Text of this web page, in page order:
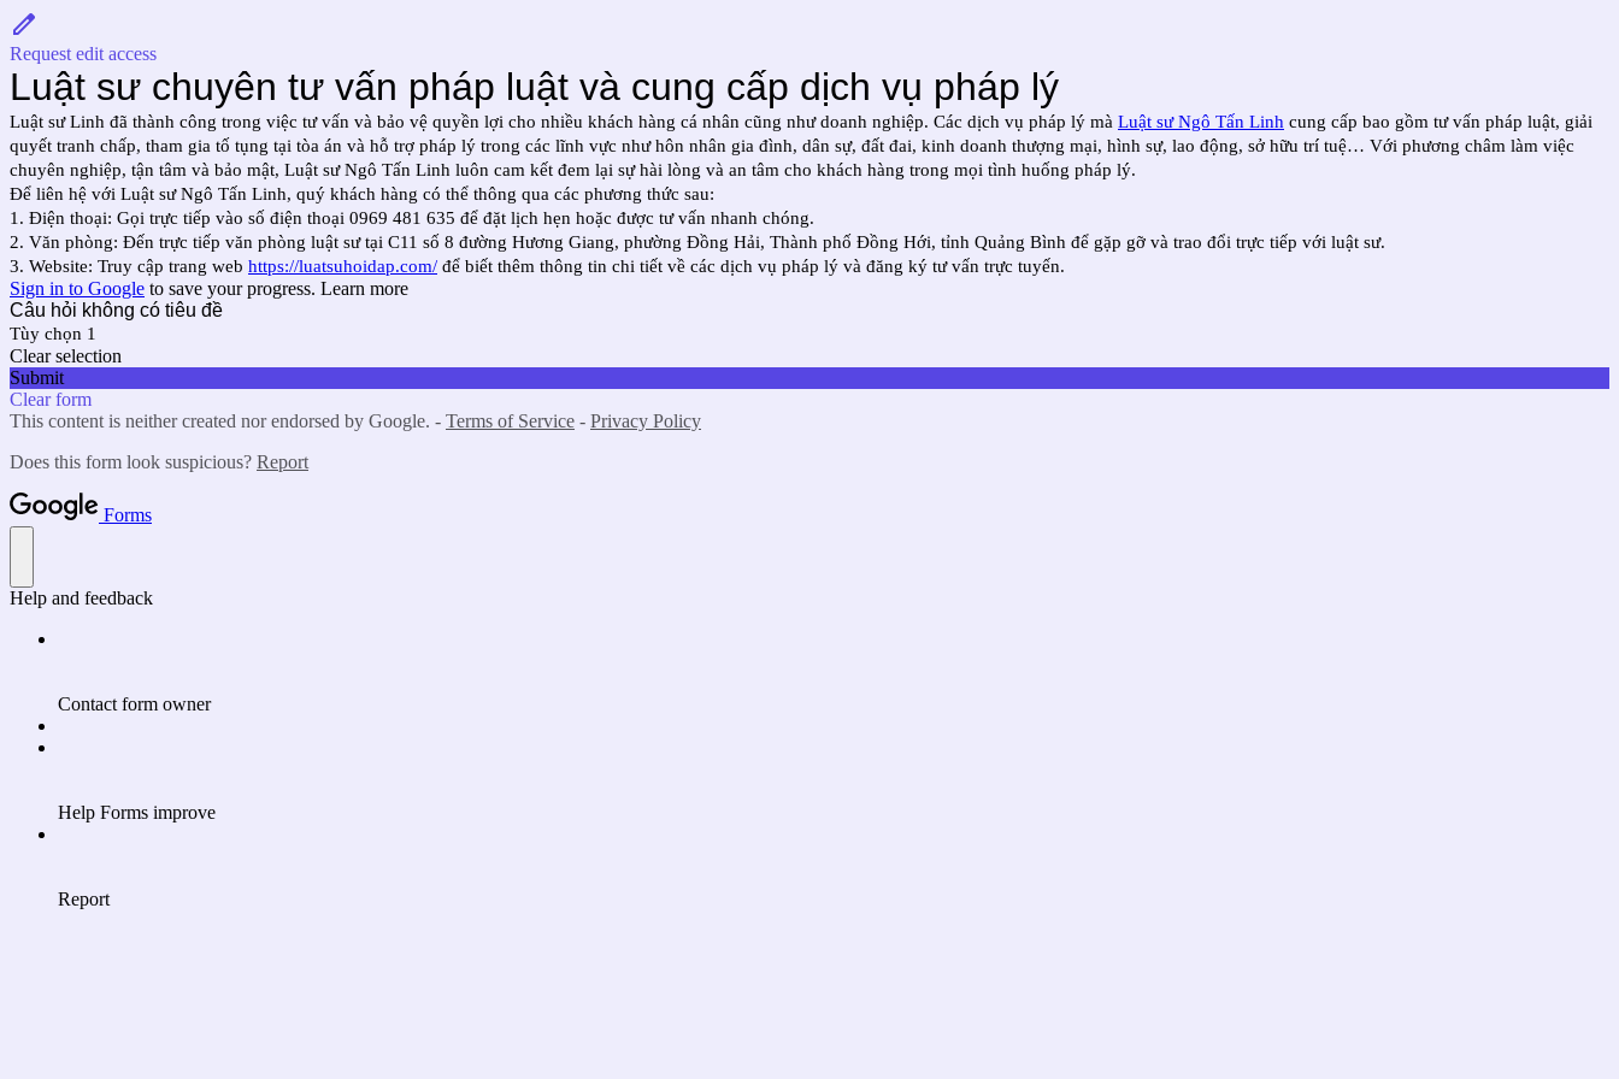
Request edit access
Luật sư chuyên tư vấn pháp luật và cung cấp dịch vụ pháp lý
Luật sư Linh đã thành công trong việc tư vấn và bảo vệ quyền lợi cho nhiều khách hàng cá nhân cũng như doanh nghiệp. Các dịch vụ pháp lý mà Luật sư Ngô Tấn Linh cung cấp bao gồm tư vấn pháp luật, giải
quyết tranh chấp, tham gia tố tụng tại tòa án và hỗ trợ pháp lý trong các lĩnh vực như hôn nhân gia đình, dân sự, đất đai, kinh doanh thượng mại, hình sự, lao động, sở hữu trí tuệ… Với phương châm làm việc
chuyên nghiệp, tận tâm và bảo mật, Luật sư Ngô Tấn Linh luôn cam kết đem lại sự hài lòng và an tâm cho khách hàng trong mọi tình huống pháp lý.
Để liên hệ với Luật sư Ngô Tấn Linh, quý khách hàng có thể thông qua các phương thức sau:
1. Điện thoại: Gọi trực tiếp vào số điện thoại 0969 481 635 để đặt lịch hẹn hoặc được tư vấn nhanh chóng.
2. Văn phòng: Đến trực tiếp văn phòng luật sư tại C11 số 8 đường Hương Giang, phường Đồng Hải, Thành phố Đồng Hới, tỉnh Quảng Bình để gặp gỡ và trao đổi trực tiếp với luật sư.
3. Website: Truy cập trang web https://luatsuhoidap.com/ để biết thêm thông tin chi tiết về các dịch vụ pháp lý và đăng ký tư vấn trực tuyến.
Sign in to Google to save your progress. Learn more
Câu hỏi không có tiêu đề
Tùy chọn 1
Clear selection
Submit
Clear form
This content is neither created nor endorsed by Google. - Terms of Service - Privacy Policy
Does this form look suspicious? Report
Forms
Help and feedback
Contact form owner
Help Forms improve
Report